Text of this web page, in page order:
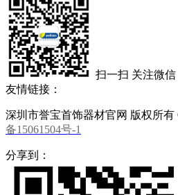
扫一扫 关注微信
友情链接：
深圳市誉宝首饰器材官网 版权所
备15061504号-1
分享到：